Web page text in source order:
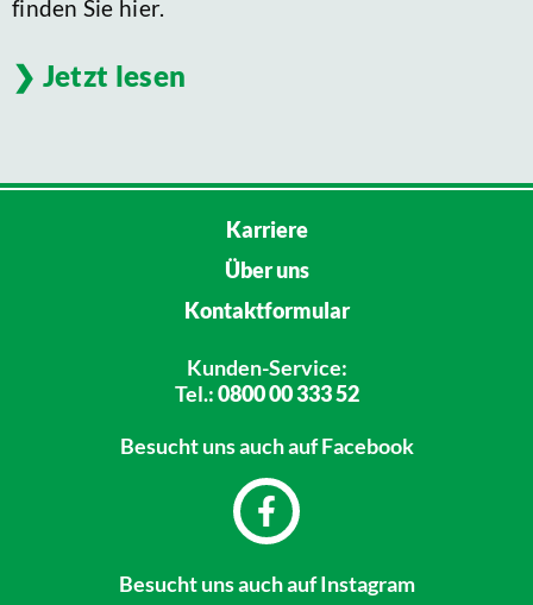
finden Sie hier.
Jetzt lesen
Karriere
Über uns
Kontaktformular
Kunden-Service:
Tel.:0800 00 333 52
Besucht unsauch auf Facebook
Besucht unsauch auf Instagram